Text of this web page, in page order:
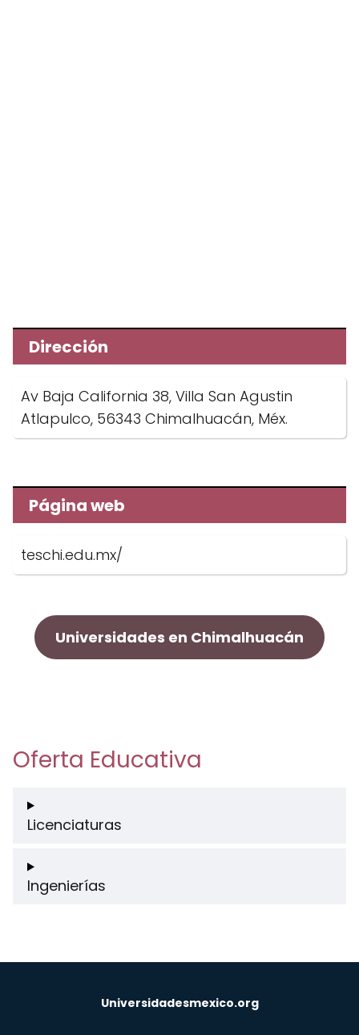
Dirección
Av Baja California 38, Villa San Agustin
Atlapulco, 56343 Chimalhuacán, Méx.
Página web
teschi.edu.mx/
Universidades en Chimalhuacán
Oferta Educativa
Licenciaturas
Ingenierías
Universidadesmexico.org